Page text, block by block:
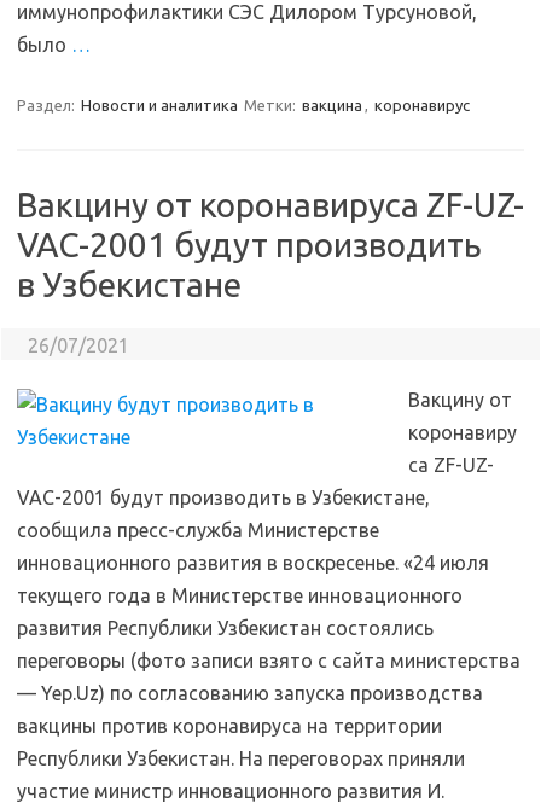
иммунопрофилактики СЭС Дилором Турсуновой,
было …
Раздел: Новости и аналитика Метки: вакцина , коронавирус
Вакцину от коронавируса ZF-UZ-
VAC-2001 будут производить
в Узбекистане
26/07/2021
Вакцину от
коронавиру
са ZF-UZ-
VAC-2001 будут производить в Узбекистане,
сообщила пресс-служба Министерстве
инновационного развития в воскресенье. «24 июля
текущего года в Министерстве инновационного
развития Республики Узбекистан состоялись
переговоры (фото записи взято с сайта министерства
— Yep.Uz) по согласованию запуска производства
вакцины против коронавируса на территории
Республики Узбекистан. На переговорах приняли
участие министр инновационного развития И.